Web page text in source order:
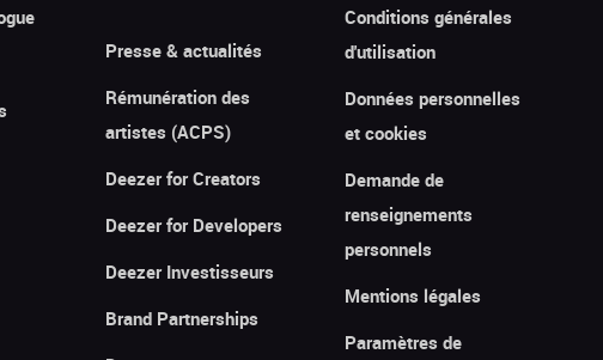
Presse & actualités
Rémunération des
artistes (ACPS)
Deezer for Creators
Deezer for Developers
Deezer Investisseurs
Brand Partnerships
Conditions générales
d'utilisation
Données personnelles
et cookies
Demande de
renseignements
personnels
Mentions légales
Paramètres de